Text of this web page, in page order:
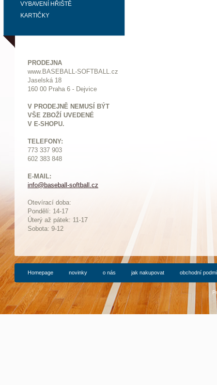
VYBAVENÍ HŘIŠTĚ
KARTIČKY
PRODEJNA
www.BASEBALL-SOFTBALL.cz
Jaselská 18
160 00 Praha 6 - Dejvice
V PRODEJNĚ NEMUSÍ BÝT
VŠE ZBOŽÍ UVEDENÉ
V E-SHOPU.
TELEFONY:
773 337 903
602 383 848
E-MAIL:
info@baseball-softball.cz
Otevírací doba:
Pondělí: 14-17
Úterý až pátek: 11-17
Sobota: 9-12
Homepage novinky o nás jak nakupovat obchodní